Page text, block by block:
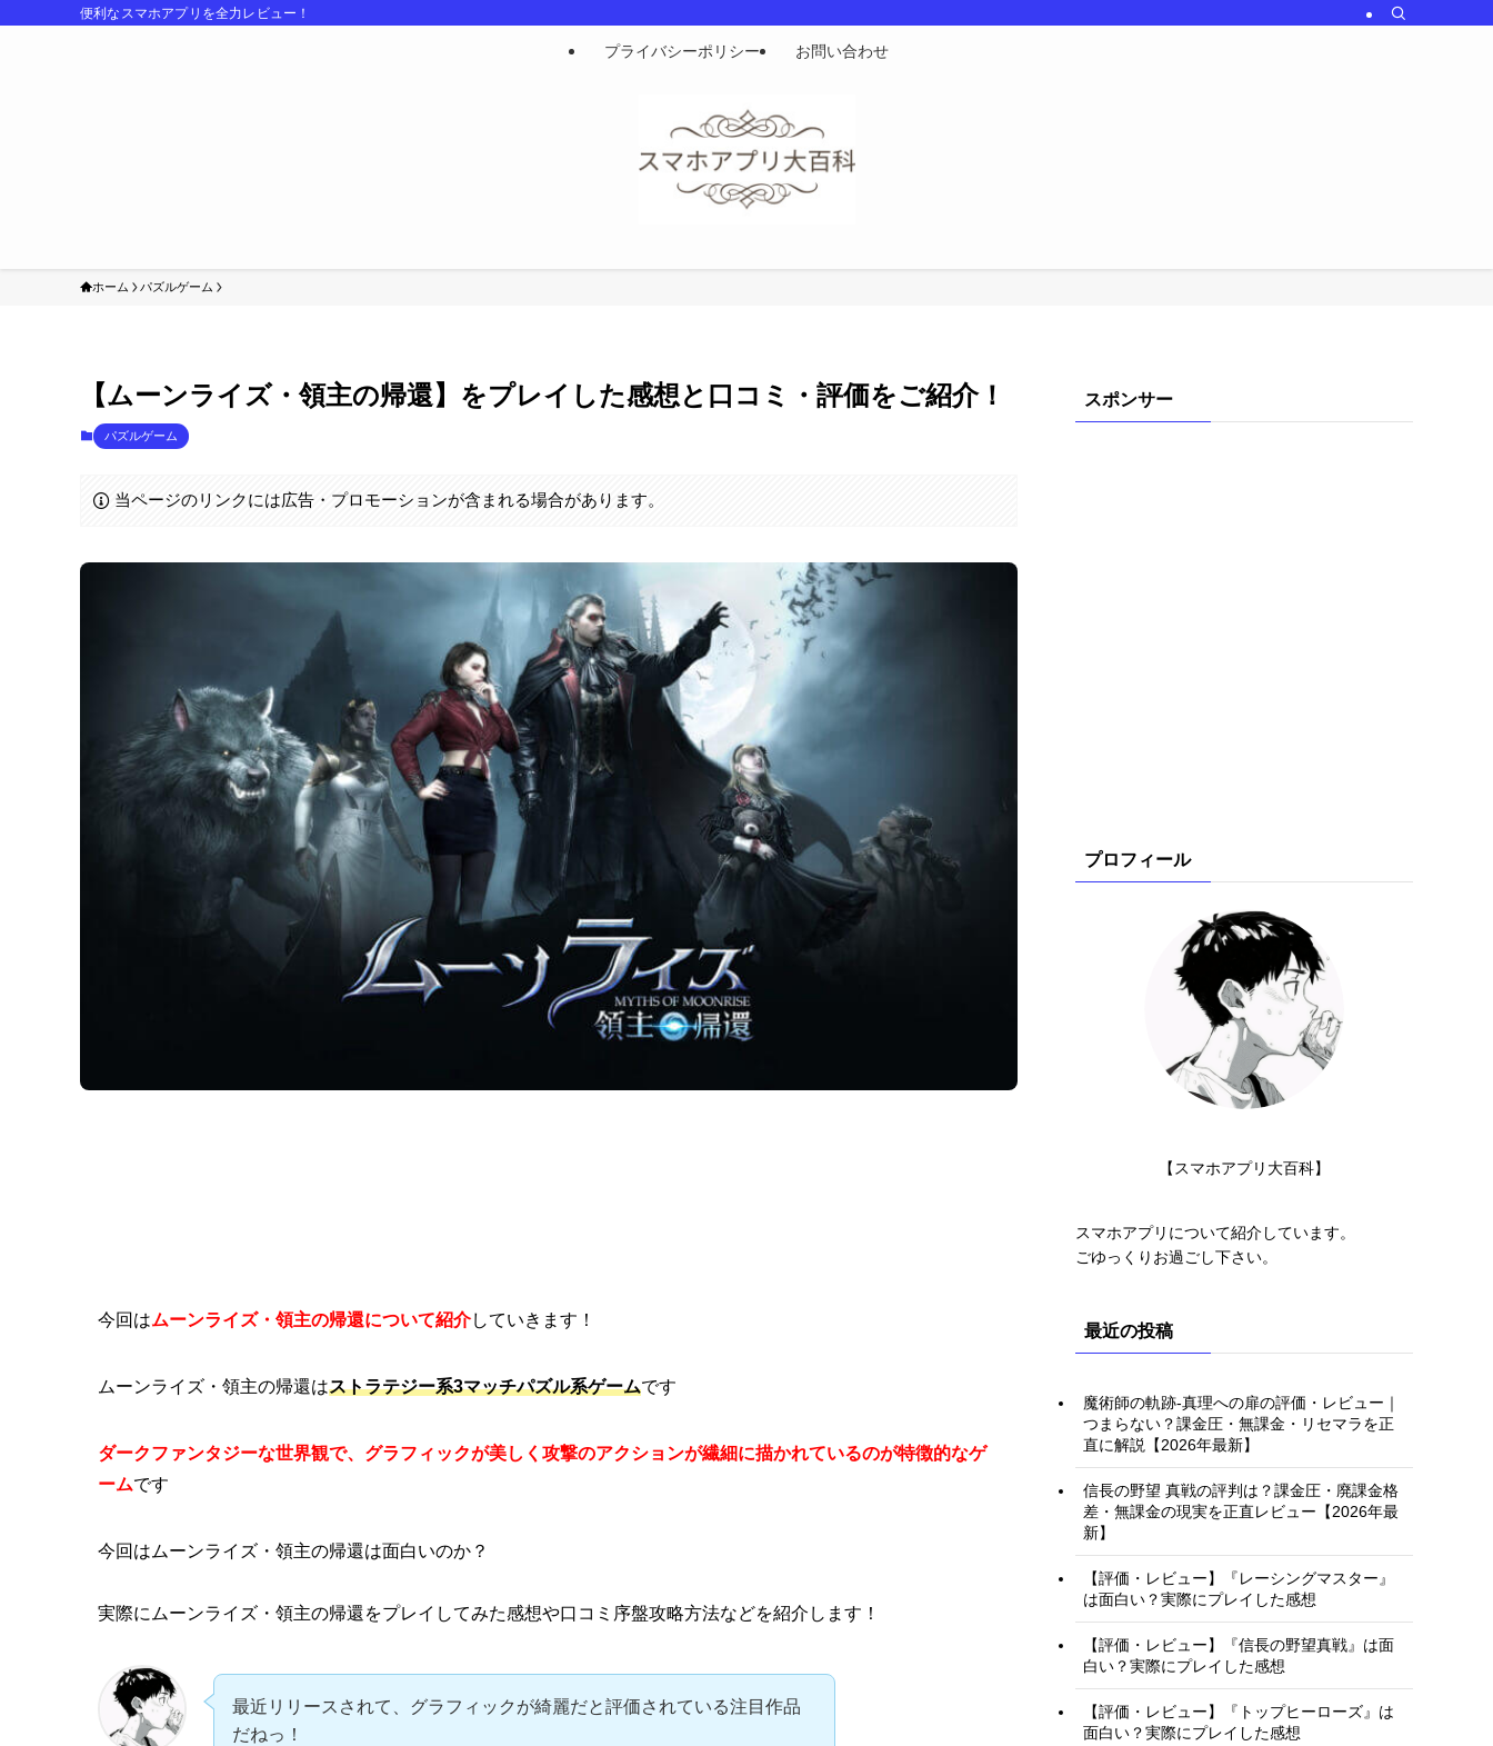
便利なスマホアプリを全力レビュー！
プライバシーポリシー お問い合わせ
ホーム パズルゲーム
【ムーンライズ・領主の帰還】をプレイした感想と口コミ・評価をご紹介！
パズルゲーム
当ページのリンクには広告・プロモーションが含まれる場合があります。
今回はムーンライズ・領主の帰還について紹介していきます！
ムーンライズ・領主の帰還はストラテジー系3マッチパズル系ゲームです
ダークファンタジーな世界観で、グラフィックが美しく攻撃のアクションが繊細に描かれているのが特徴的なゲ
ームです
今回はムーンライズ・領主の帰還は面白いのか？
実際にムーンライズ・領主の帰還をプレイしてみた感想や口コミ 序盤攻略方法などを紹介します！
最近リリースされて、グラフィックが綺麗だと評価されている注目作品
だねっ！
スポンサー
プロフィール
【スマホアプリ大百科】
スマホアプリについて紹介しています。
ごゆっくりお過ごし下さい。
最近の投稿
魔術師の軌跡-真理への扉の評価・レビュー｜
つまらない？課金圧・無課金・リセマラを正
直に解説【2026年最新】
信長の野望 真戦の評判は？課金圧・廃課金格
差・無課金の現実を正直レビュー【2026年最
新】
【評価・レビュー】『レーシングマスター』
は面白い？実際にプレイした感想
【評価・レビュー】『信長の野望真戦』は面
白い？実際にプレイした感想
【評価・レビュー】『トップヒーローズ』は
面白い？実際にプレイした感想